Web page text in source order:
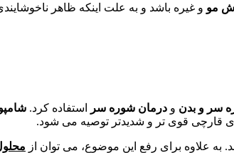
مو و غیره باشد و به علت اینکه ظاهر
سر و بدن و درمان شوره سر استفاده کرد.
قارچی قوی تر و شدیدتر توصیه می شود.
به علاوه برای رفع این موضوع، می توان از